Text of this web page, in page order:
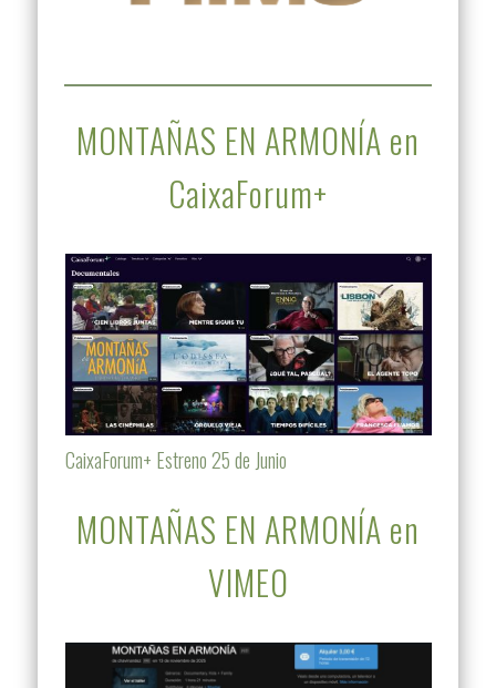
MONTAÑAS EN ARMONÍA en
CaixaForum+
CaixaForum+ Estreno 25 de Junio
MONTAÑAS EN ARMONÍA en
VIMEO